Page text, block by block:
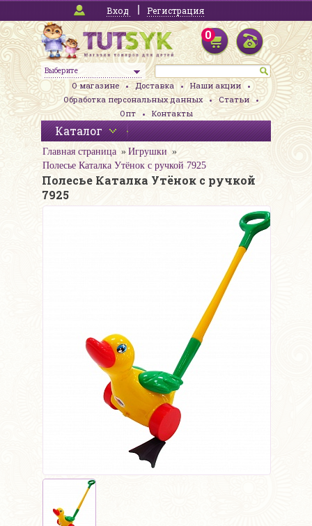
Вход Регистрация
Выберите
0
О магазине Доставка
Наши акции
Обработка персональных данных
Статьи
Опт
Контакты
Каталог
Главная страница
Игрушки
Полесье Каталка Утёнок с ручкой 7925
Полесье Каталка Утёнок с ручкой
7925